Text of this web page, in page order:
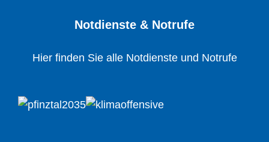
Notdienste & Notrufe
Hier finden Sie alle Notdienste und Notrufe